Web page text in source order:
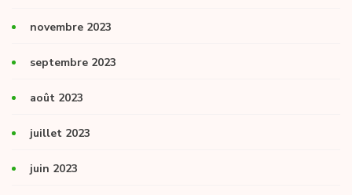
novembre 2023
septembre 2023
août 2023
juillet 2023
juin 2023